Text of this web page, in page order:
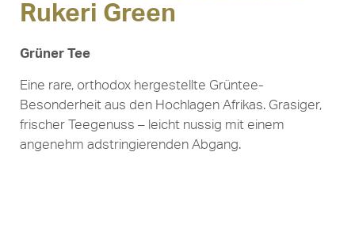
Rukeri Green
Grüner Tee
Eine rare, orthodox hergestellte Grüntee-
Besonderheit aus den Hochlagen Afrikas. Grasiger,
frischer Teegenuss – leicht nussig mit einem
angenehm adstringierenden Abgang.